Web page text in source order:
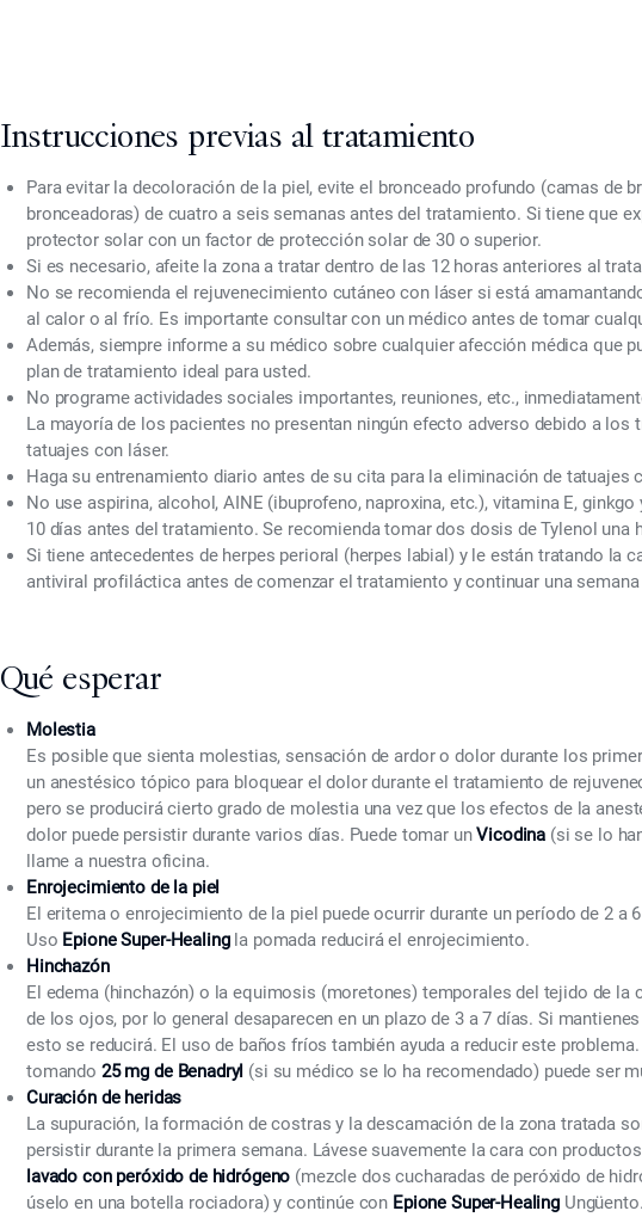
Instrucciones previas al tratamiento
Para evitar la decoloración de la piel, evite el bronceado profundo (camas de
bronceadoras) de cuatro a seis semanas antes del tratamiento. Si tiene que
protector solar con un factor de protección solar de 30 o superior.
Si es necesario, afeite la zona a tratar dentro de las 12 horas anteriores al
No se recomienda el rejuvenecimiento cutáneo con láser si está
al calor o al frío. Es importante consultar con un médico antes de tomar
Además, siempre informe a su médico sobre cualquier afección médica que
plan de tratamiento ideal para usted.
No programe actividades sociales importantes, reuniones, etc.,
La mayoría de los pacientes no presentan ningún efecto adverso debido a
tatuajes con láser.
Haga su entrenamiento diario antes de su cita para la eliminación de tatuajes
No use aspirina, alcohol, AINE (ibuprofeno, naproxina, etc.), vitamina E, ginkgo
10 días antes del tratamiento. Se recomienda tomar dos dosis de Tylenol una
Si tiene antecedentes de herpes perioral (herpes labial) y le están tratando la
antiviral profiláctica antes de comenzar el tratamiento y continuar una
Qué esperar
Molestia
Es posible que sienta molestias, sensación de ardor o dolor durante los
un anestésico tópico para bloquear el dolor durante el tratamiento de
pero se producirá cierto grado de molestia una vez que los efectos de la
dolor puede persistir durante varios días. Puede tomar unVicodina (si se lo
llame a nuestra oficina.
Enrojecimiento de la piel
El eritema o enrojecimiento de la piel puede ocurrir durante un período de 2 a
Uso Epione Super-Healing la pomada reducirá el enrojecimiento.
Hinchazón
El edema (hinchazón) o la equimosis (moretones) temporales del tejido de la
de los ojos, por lo general desaparecen en un plazo de 3 a 7 días. Si
esto se reducirá. El uso de baños fríos también ayuda a reducir este
tomando 25 mg de Benadryl (si su médico se lo ha recomendado) puede ser
Curación de heridas
La supuración, la formación de costras y la descamación de la zona tratada
persistir durante la primera semana. Lávese suavemente la cara con
lavado con peróxido de hidrógeno (mezcle dos cucharadas de peróxido de
úselo en una botella rociadora) y continúe con Epione Super-Healing Ungüento.